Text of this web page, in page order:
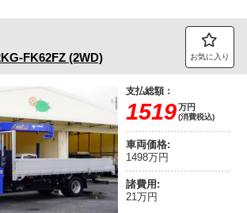
FK62FZ (2WD) お気に入り
支払総額：
1519万円
(消費税込)
車両価格:
1498万円
諸費用:
21万円